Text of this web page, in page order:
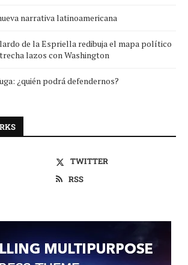
narrativa latinoamericana
de la Espriella redibuja el mapa político
lazos con Washington
¿quién podrá defendernos?
TWITTER
RSS